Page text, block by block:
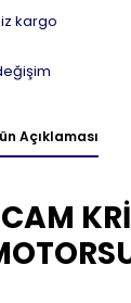
kargo
Açıklaması